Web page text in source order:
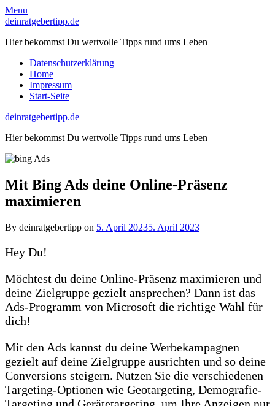
Skip
to
Menu
deinratgebertipp.de
Hier bekommst Du wertvolle Tipps rund ums Leben
Datenschutzerklärung
Home
Impressum
Start-Seite
deinratgebertipp.de
Hier bekommst Du wertvolle Tipps rund ums Leben
Mit Bing Ads deine Online-Präsenz
maximieren
By deinratgebertipp on 5. April 20235. April 2023
Hey Du!
Möchtest du deine Online-Präsenz maximieren und
deine Zielgruppe gezielt ansprechen? Dann ist das
Ads-Programm von Microsoft die richtige Wahl für
dich!
Mit den Ads kannst du deine Werbekampagnen
gezielt auf deine Zielgruppe ausrichten und so deine
Conversions steigern. Nutzen Sie die verschiedenen
Targeting-Optionen wie Geotargeting, Demografie-